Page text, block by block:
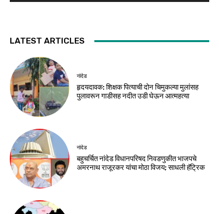
LATEST ARTICLES
नांदेड
हृदयदावक: शिक्षक पित्याची दोन चिमुकल्या मुलांसह
पुलावरून गाडीसह नदीत उडी घेऊन आत्महत्या
नांदेड
बहुचर्चित नांदेड विधानपरिषद निवडणुकीत भाजपचे
अमरनाथ राजूरकर यांचा मोठा विजय; साधली हॅट्रिक